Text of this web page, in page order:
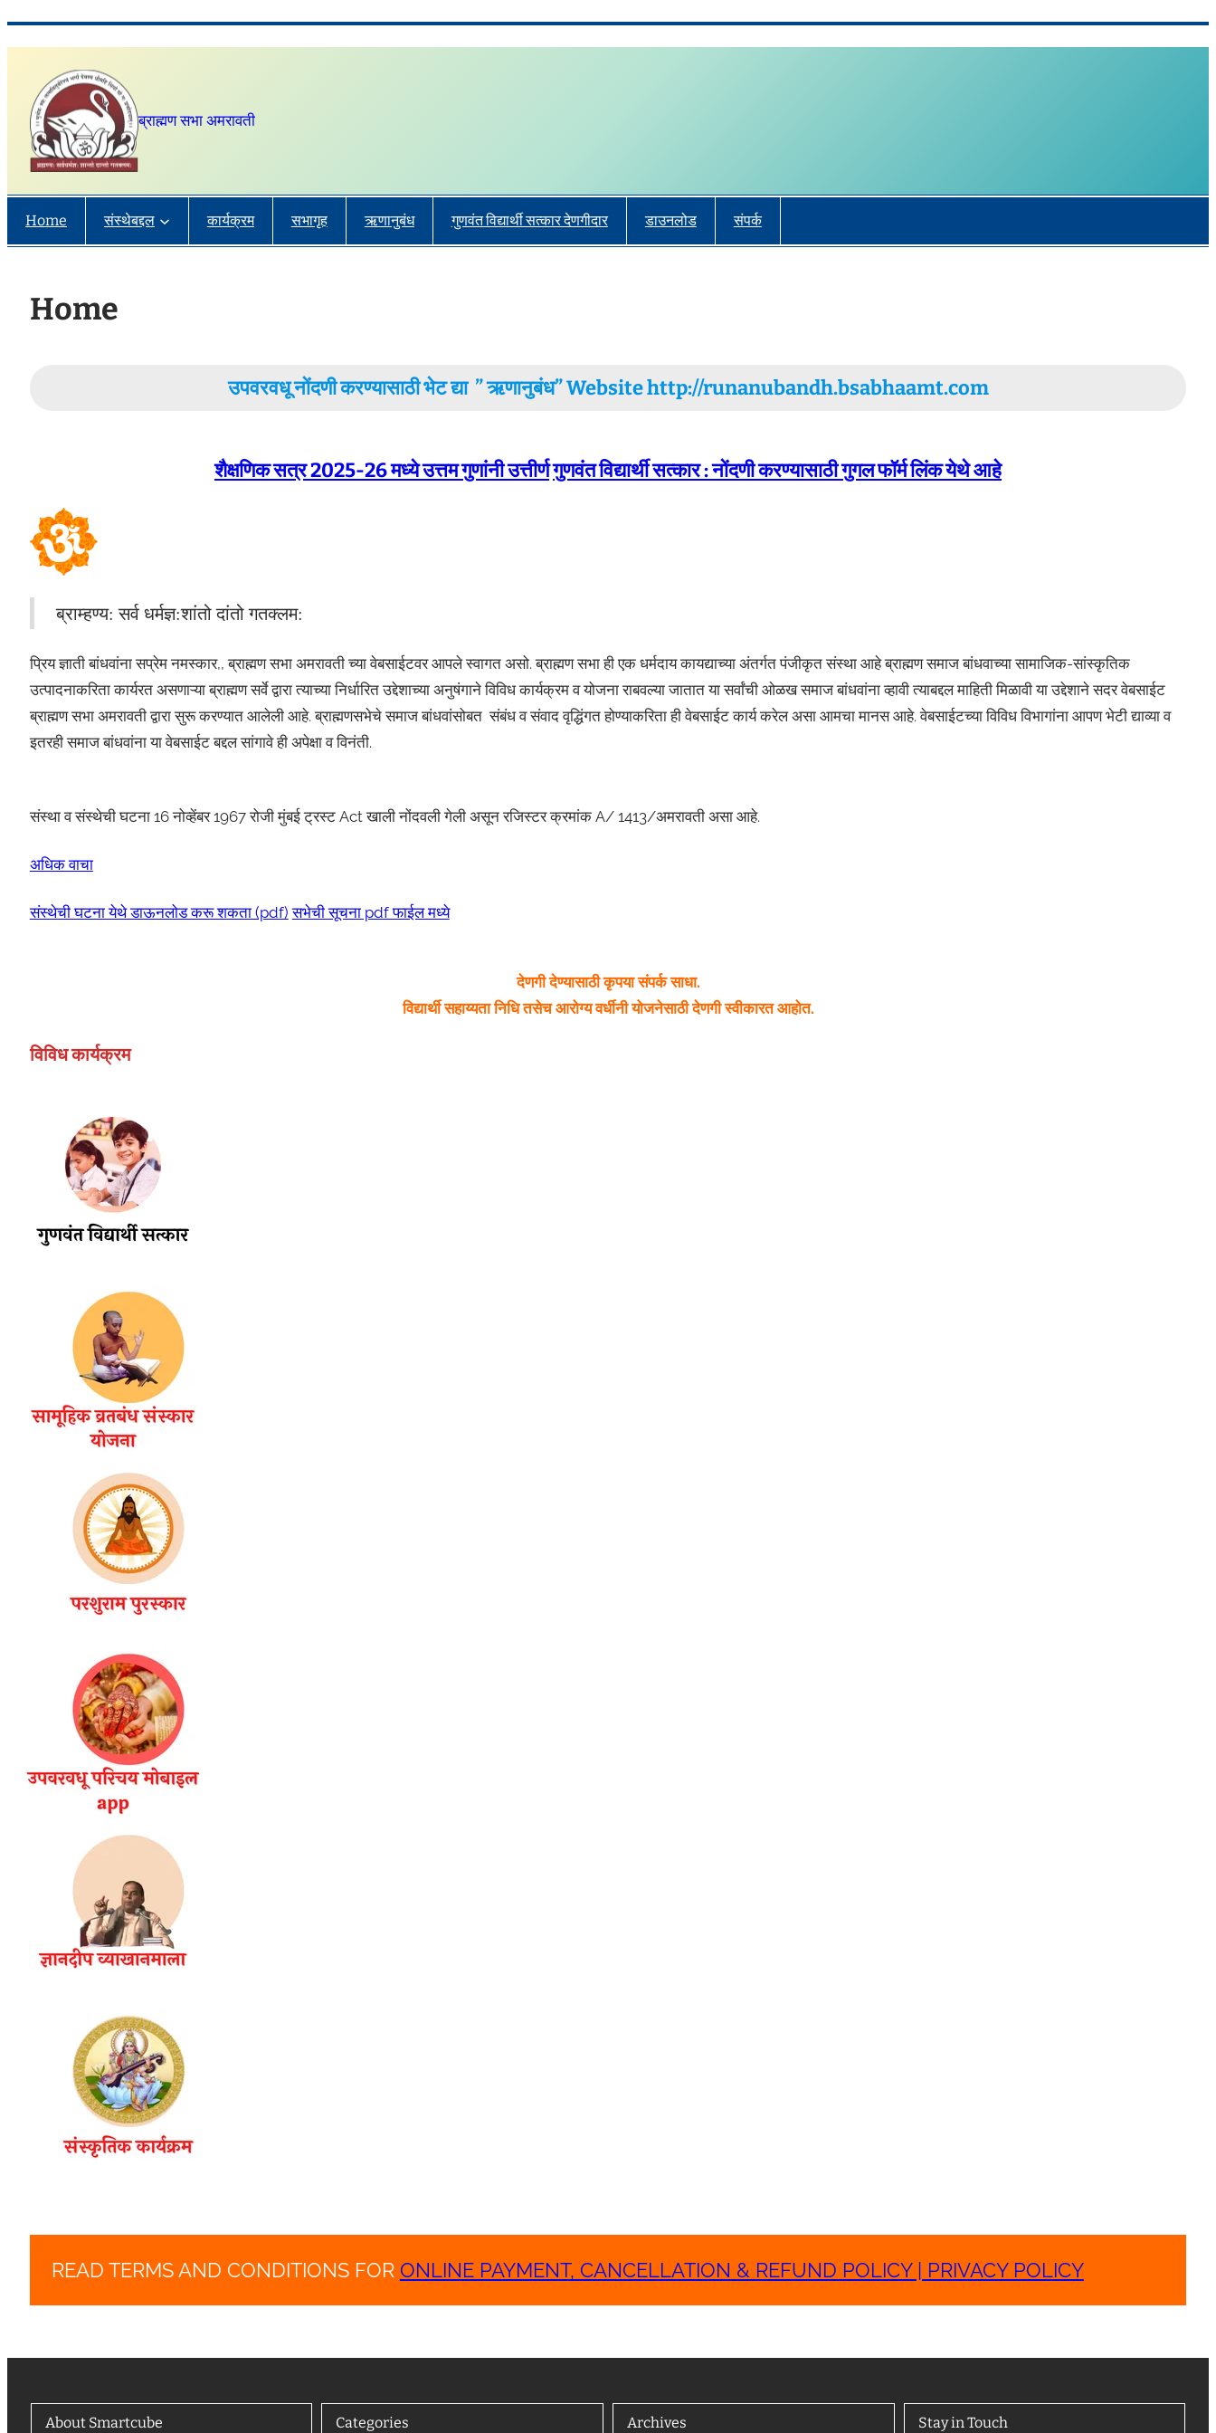
content
ब्राह्मण सभा अमरावती
Home संस्थेबद्दल कार्यक्रम सभागृह ऋणानुबंध गुणवंत विद्यार्थी सत्कार देणगीदार डाउनलोड संपर्क
Home
उपवरवधू नोंदणी करण्यासाठी भेट द्या ” ऋणानुबंध” Website http://runanubandh.bsabhaamt.com
शैक्षणिक सत्र 2025-26 मध्ये उत्तम गुणांनी उत्तीर्णगुणवंत विद्यार्थी सत्कार : नोंदणी करण्यासाठी गुगल फॉर्म लिंक येथे आहे
ब्राम्हण्य: सर्व धर्मज्ञ:शांतो दांतो गतक्लम:
प्रिय ज्ञाती बांधवांना सप्रेम नमस्कार,, ब्राह्मण सभा अमरावती च्या वेबसाईटवर आपले स्वागत असो. ब्राह्मण सभा ही एक धर्मदाय कायद्याच्या अंतर्गत पंजीकृत संस्था आहे ब्राह्मण समाज बांधवाच्या सामाजिक-सांस्कृतिक
उत्पादनाकरिता कार्यरत असणाऱ्या ब्राह्मण सर्वे द्वारा त्याच्या निर्धारित उद्देशाच्या अनुषंगाने विविध कार्यक्रम व योजना राबवल्या जातात या सर्वांची ओळख समाज बांधवांना व्हावी त्याबद्दल माहिती मिळावी या उद्देशाने सदर वेबसाईट
ब्राह्मण सभा अमरावती द्वारा सुरू करण्यात आलेली आहे. ब्राह्मणसभेचे समाज बांधवांसोबत संबंध व संवाद वृद्धिंगत होण्याकरिता ही वेबसाईट कार्य करेल असा आमचा मानस आहे. वेबसाईटच्या विविध विभागांना आपण भेटी द्याव्या व
इतरही समाज बांधवांना या वेबसाईट बद्दल सांगावे ही अपेक्षा व विनंती.
संस्था व संस्थेची घटना 16 नोव्हेंबर 1967 रोजी मुंबई ट्रस्ट Act खाली नोंदवली गेली असून रजिस्टर क्रमांक A/ 1413/अमरावती असा आहे.
अधिक वाचा
संस्थेची घटना येथे डाऊनलोड करू शकता (pdf) सभेची सूचना pdf फाईल मध्ये
देणगी देण्यासाठी कृपया संपर्क साधा.
विद्यार्थी सहाय्यता निधि तसेच आरोग्य वर्धीनी योजनेसाठी देणगी स्वीकारत आहोत.
विविध कार्यक्रम
READ TERMS AND CONDITIONS FOR ONLINE PAYMENT, CANCELLATION & REFUND POLICY | PRIVACY POLICY
About Smartcube Categories Archives Stay in Touch